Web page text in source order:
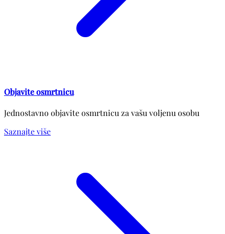
Objavite osmrtnicu
Jednostavno objavite osmrtnicu za vašu voljenu osobu
Saznajte više